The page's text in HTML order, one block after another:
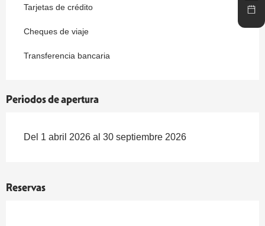
Tarjetas de crédito
Cheques de viaje
Transferencia bancaria
Periodos de apertura
Del 1 abril 2026 al 30 septiembre 2026
Reservas